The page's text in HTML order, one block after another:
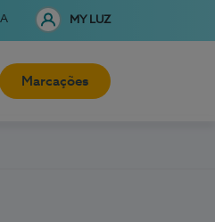
MY LUZ
Marcações